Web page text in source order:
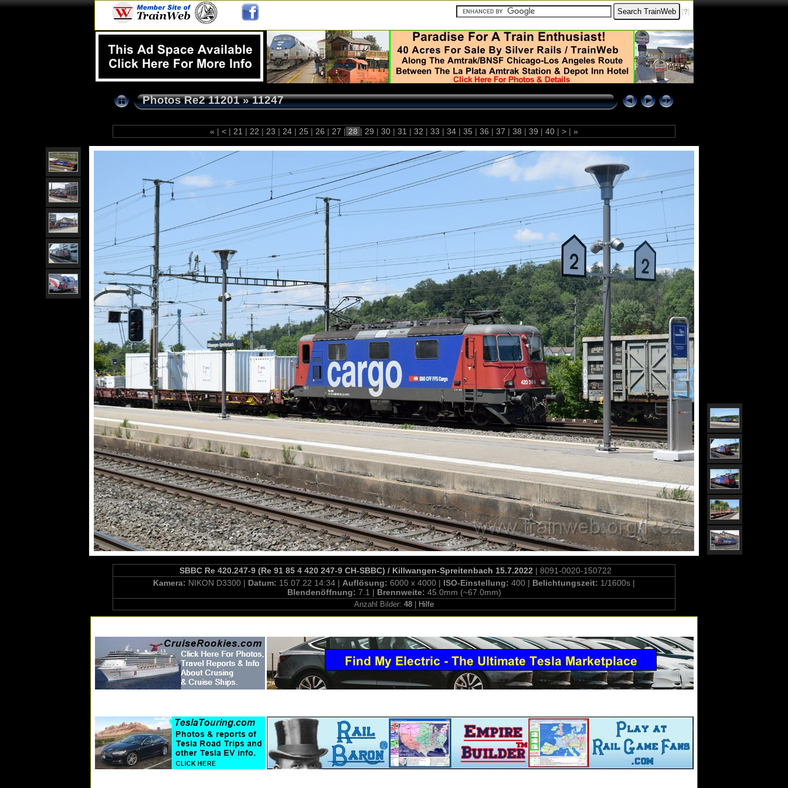
[?]
Photos Re2 11201»11247
« | < | 21 | 22 | 23 | 24 | 25 | 26 | 27 | 28 | 29 | 30 | 31 | 32 | 33 | 34 | 35 | 36 | 37 | 38 | 39 | 40 | > | »
SBBC Re 420.247-9 (Re 91 85 4 420 247-9 CH-SBBC) / Killwangen-Spreitenbach 15.7.2022 | 8091-0020-150722
Kamera: NIKON D3300 | Datum: 15.07.22 14:34 | Auflösung: 6000 x 4000 | ISO-Einstellung: 400 | Belichtungszeit: 1/1600s |
Blendenöffnung: 7.1 | Brennweite: 45.0mm (~67.0mm)
Anzahl Bilder: 48 Hilfe